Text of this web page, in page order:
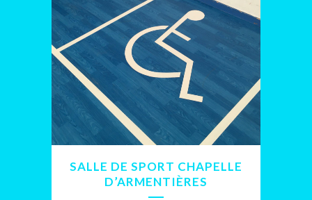
SALLE DE SPORT CHAPELLE
D’ARMENTIÈRES